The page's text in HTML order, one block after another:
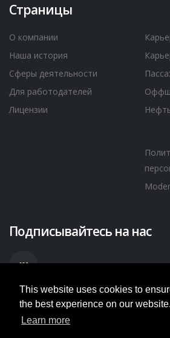
This website uses cookies to
the best experience on our website.
Learn more
Страницы
О компании
Наша история
Сферы деятельности
Для работодателей
Лицензии
Подписывайтесь на нас